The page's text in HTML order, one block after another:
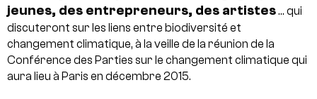
jeunes, des entrepreneurs, des artistes… qui
discuteront sur les liens entre biodiversité et
changement climatique, à la veille de la réunion de la
Conférence des Parties sur le changement climatique qui
aura lieu à Paris en décembre 2015.